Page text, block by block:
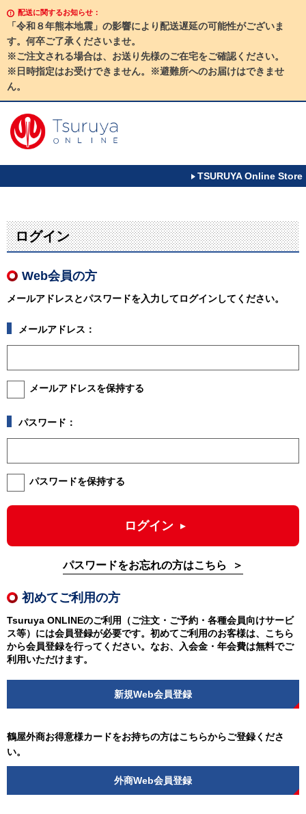
配送に関するお知らせ：
「令和８年熊本地震」の影響により配送遅延の可能性がございま
す。何卒ご了承くださいませ。
※ご注文される場合は、お送り先様のご在宅をご確認ください。
※日時指定はお受けできません。※避難所へのお届けはできませ
ん。
TSURUYA Online Store
ログイン
Web会員の方
メールアドレスとパスワードを入力してログインしてください。
メールアドレス：
メールアドレスを保持する
パスワード：
パスワードを保持する
ログイン
パスワードをお忘れの方はこちら
初めてご利用の方
Tsuruya ONLINEのご利用（ご注文・ご予約・各種会員向けサービ
ス等）には会員登録が必要です。初めてご利用のお客様は、こちら
から会員登録を行ってください。なお、入会金・年会費は無料でご
利用いただけます。
新規Web会員登録
鶴屋外商お得意様カードをお持ちの方はこちらからご登録くださ
い。
外商Web会員登録